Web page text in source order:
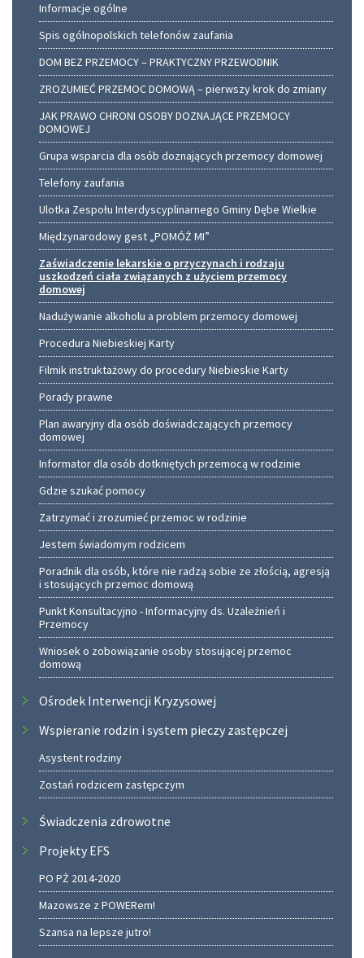
Informacje ogólne
Spis ogólnopolskich telefonów zaufania
DOM BEZ PRZEMOCY – PRAKTYCZNY PRZEWODNIK
ZROZUMIEĆ PRZEMOC DOMOWĄ – pierwszy krok do zmiany
JAK PRAWO CHRONI OSOBY DOZNAJĄCE PRZEMOCY
DOMOWEJ
Grupa wsparcia dla osób doznających przemocy domowej
Telefony zaufania
Ulotka Zespołu Interdyscyplinarnego Gminy Dębe Wielkie
Międzynarodowy gest „POMÓŻ MI”
Zaświadczenie lekarskie o przyczynach i rodzaju
uszkodzeń ciała związanych z użyciem przemocy
domowej
Nadużywanie alkoholu a problem przemocy domowej
Procedura Niebieskiej Karty
Filmik instruktażowy do procedury Niebieskie Karty
Porady prawne
Plan awaryjny dla osób doświadczających przemocy
domowej
Informator dla osób dotkniętych przemocą w rodzinie
Gdzie szukać pomocy
Zatrzymać i zrozumieć przemoc w rodzinie
Jestem świadomym rodzicem
Poradnik dla osób, które nie radzą sobie ze złością, agresją
i stosujących przemoc domową
Punkt Konsultacyjno - Informacyjny ds. Uzależnień i
Przemocy
Wniosek o zobowiązanie osoby stosującej przemoc
domową
Ośrodek Interwencji Kryzysowej
Wspieranie rodzin i system pieczy zastępczej
Asystent rodziny
Zostań rodzicem zastępczym
Świadczenia zdrowotne
Projekty EFS
PO PŻ 2014-2020
Mazowsze z POWERem!
Szansa na lepsze jutro!